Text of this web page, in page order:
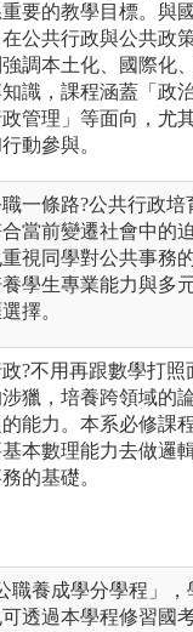
要的教學目標。與
公共行政與公共政
調本土化、國際化
識，課程涵蓋「政
管理」等面向，尤
動參與。
一條路?公共行政
當前變遷社會中的
視同學對公共事務
學生專業能力與多
擇。
?不用再跟數學打照
獵，培養跨領域的
能力。本系必修課
本數理能力去做邏
的基礎。
職養成學分學程」
透過本學程修習國